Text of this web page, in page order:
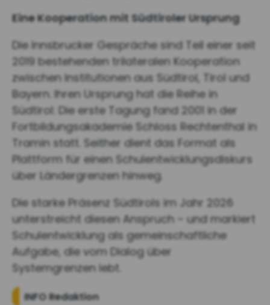
Eine Kooperation mit Südtiroler Ursprung
Die Innsbrucker Gespräche sind Teil einer seit
2019 bestehenden trilateralen Kooperation
zwischen Institutionen aus Südtirol, Tirol und
Bayern. Ihren Ursprung hat die Reihe in
Südtirol: Die erste Tagung fand 2001 in der
Fortbildungsakademie Schloss Rechtenthal in
Tramin statt. Seither dient das Format als
Plattform für einen Schulentwicklungsdiskurs
über Ländergrenzen hinweg.
Die starke Präsenz Südtirols im Jahr 2026
unterstreicht diesen Anspruch – und markiert
Schulentwicklung als gemeinschaftliche
Aufgabe, die vom Dialog über
Systemgrenzen lebt.
INFO Redaktion